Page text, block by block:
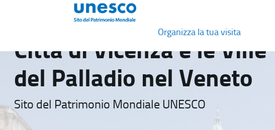
Organizza la tua visita
Città di Vicenza e le Ville
del Palladio nel Veneto
Sito del Patrimonio Mondiale UNESCO